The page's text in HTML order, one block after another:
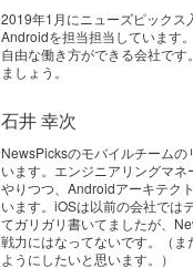
2019年1月にニューズピックス
Androidを担当担当しています。
自由な働き方ができる会社です
ましょう。
石井 幸次
NewsPicksのモバイルチームの
います。エンジニアリングマネ
やりつつ、Androidアーキテク
います。iOSは以前の会社では
てガリガリ書いてましたが、
戦力にはなってないです。（ま
ようにしたいと思います。）